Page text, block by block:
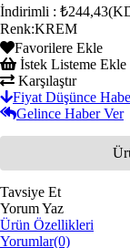
İndirimli : ₺244,43
Renk:KREM
Favorilere Ekle
İstek Listeme Ekle
Karşılaştır
Fiyat Düşünce
Gelince Haber Ver
Tavsiye Et
Yorum Yaz
Ürün Özellikleri
Yorumlar(0)